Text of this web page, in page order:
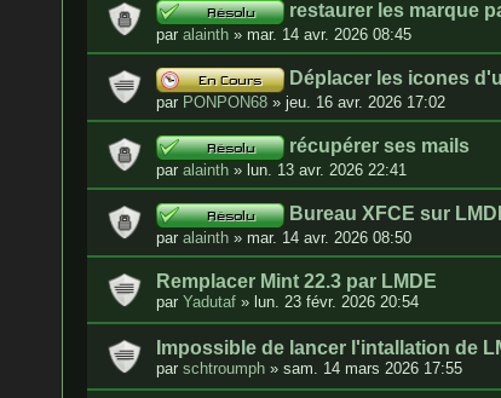
restaurer les marque
paralainth » mar. 14 avr. 2026 08:45
Déplacer les icones
par PONPON68 »jeu. 16 avr. 2026 17:02
récupérer ses mails
paralainth » lun. 13 avr. 2026 22:41
Bureau XFCE sur
paralainth » mar. 14 avr. 2026 08:50
Remplacer Mint 22.3 par LMDE
parYadutaf » lun. 23 févr. 2026 20:54
Impossible de lancer l'intallation de
parschtroumph »sam. 14 mars 2026 17:55